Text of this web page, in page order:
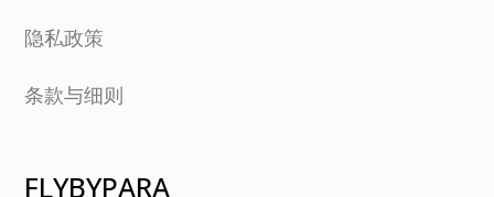
隐私政策
条款与细则
FLYBYPARA